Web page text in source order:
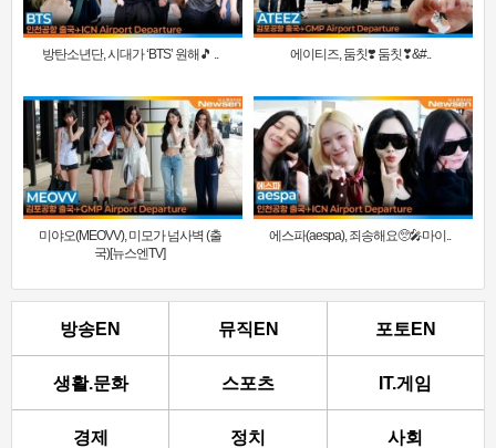
방탄소년단, 시대가 ‘BTS’ 원해🎵 .. 에이티즈, 둠칫❣️ 둠칫❣&#..
미야오(MEOVV), 미모가 넘사벽 (출
국)[뉴스엔TV]
에스파(aespa), 죄송해요🥺🎤마이..
방송EN 뮤직EN 포토EN
생활.문화 스포츠 IT.게임
경제 정치 사회